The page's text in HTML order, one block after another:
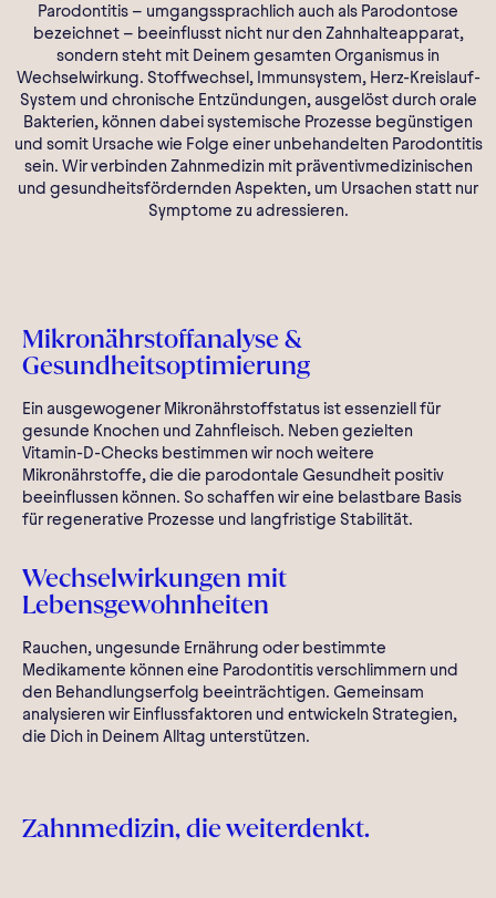
Parodontitis – umgangssprachlich auch als Parodontose
bezeichnet – beeinflusst nicht nur den Zahnhalteapparat,
sondern steht mit Deinem gesamten Organismus in
Wechselwirkung. Stoffwechsel, Immunsystem, Herz-Kreislauf-
System und chronische Entzündungen, ausgelöst durch orale
Bakterien, können dabei systemische Prozesse begünstigen
und somit Ursache wie Folge einer unbehandelten Parodontitis
sein. Wir verbinden Zahnmedizin mit präventivmedizinischen
und gesundheitsfördernden Aspekten, um Ursachen statt nur
Symptome zu adressieren.
Mikronährstoffanalyse &
Gesundheitsoptimierung
Ein ausgewogener Mikronährstoffstatus ist essenziell für
gesunde Knochen und Zahnfleisch. Neben gezielten
Vitamin-D-Checks bestimmen wir noch weitere
Mikronährstoffe, die die parodontale Gesundheit positiv
beeinflussen können. So schaffen wir eine belastbare Basis
für regenerative Prozesse und langfristige Stabilität.
Wechselwirkungen mit
Lebensgewohnheiten
Rauchen, ungesunde Ernährung oder bestimmte
Medikamente können eine Parodontitis verschlimmern und
den Behandlungserfolg beeinträchtigen. Gemeinsam
analysieren wir Einflussfaktoren und entwickeln Strategien,
die Dich in Deinem Alltag unterstützen.
Zahnmedizin, die weiterdenkt.